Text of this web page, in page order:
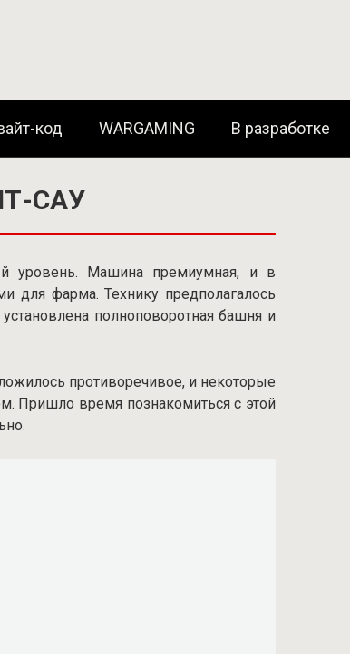
код WARGAMING В разработке
САУ
уровень. Машина премиумная, и в
для фарма. Технику предполагалось
полноповоротная башня и
противоречивое, и некоторые
Пришло время познакомиться с этой